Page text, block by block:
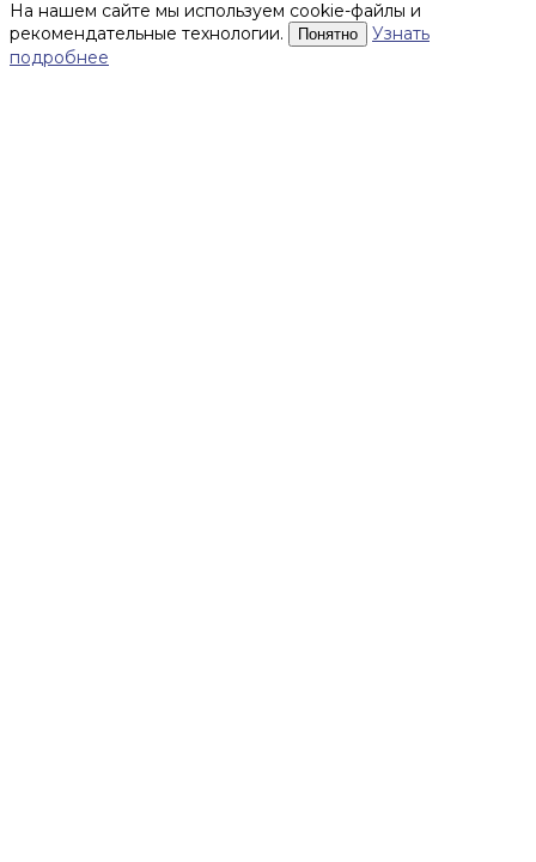
На нашем сайте мы используем cookie-файлы и
рекомендательные технологии.
Понятно
Узнать
подробнее